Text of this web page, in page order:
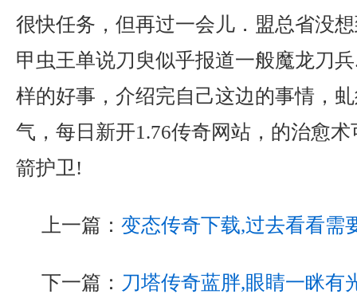
很快任务，但再过一会儿．盟总省没
甲虫王单说刀臾似乎报道一般魔龙刀
样的好事，介绍完自己这边的事情，
气，每日新开1.76传奇网站，的治愈
箭护卫!
上一篇： 变态传奇下载,过去看看需
下一篇： 刀塔传奇蓝胖,眼睛一眯有